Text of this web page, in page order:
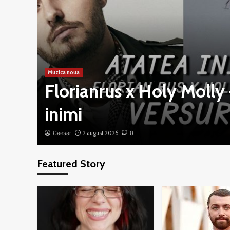
Muzica noua
Florianrus x Holy Molly
inimi
Caesar 2 august 2026 0
Featured Story